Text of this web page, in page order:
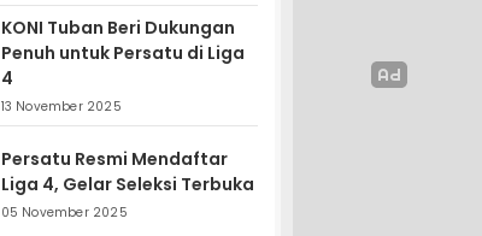
KONI Tuban Beri Dukungan
Penuh untuk Persatu di Liga
4
13 November 2025
Persatu Resmi Mendaftar
Liga 4, Gelar Seleksi Terbuka
05 November 2025